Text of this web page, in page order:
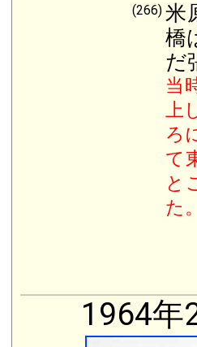
(266) 米
橋
だ
当
上
ろ
て
と
た。
1964年